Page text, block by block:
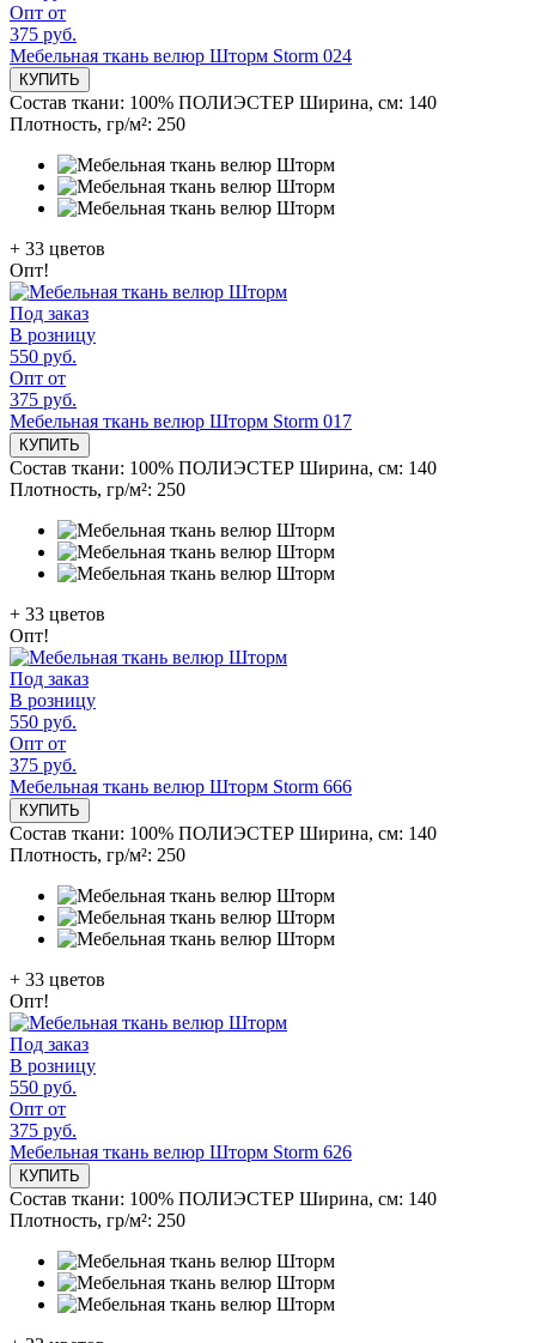
Опт от
375 руб.
Мебельная ткань велюр Шторм Storm 024
КУПИТЬ
Состав ткани: 100% ПОЛИЭСТЕР Ширина, см: 140
Плотность, гр/м²: 250
+ 33 цветов
Опт!
Под заказ
В розницу
550 руб.
Опт от
375 руб.
Мебельная ткань велюр Шторм Storm 017
КУПИТЬ
Состав ткани: 100% ПОЛИЭСТЕР Ширина, см: 140
Плотность, гр/м²: 250
+ 33 цветов
Опт!
Под заказ
В розницу
550 руб.
Опт от
375 руб.
Мебельная ткань велюр Шторм Storm 666
КУПИТЬ
Состав ткани: 100% ПОЛИЭСТЕР Ширина, см: 140
Плотность, гр/м²: 250
+ 33 цветов
Опт!
Под заказ
В розницу
550 руб.
Опт от
375 руб.
Мебельная ткань велюр Шторм Storm 626
КУПИТЬ
Состав ткани: 100% ПОЛИЭСТЕР Ширина, см: 140
Плотность, гр/м²: 250